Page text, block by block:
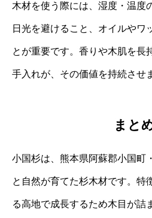
木材を使う際には、湿度・温度
日光を避けること、オイルやワ
とが重要です。香りや木肌を長
手入れが、その価値を持続させ
まと
小国杉は、熊本県阿蘇郡小国町
と自然が育てた杉木材です。特
る高地で成長するため木目が詰